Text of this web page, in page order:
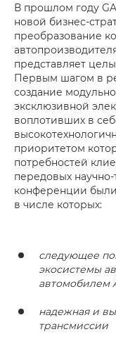
В прошлом году
новой бизнес-
преобразование
представляет
Первым шагом в
создание
эксклюзивной
воплотивших в
приоритетом
потребностей
передовых
конференции
в числе которых:
следующее
экосистемы
автомобилем
надежная и
трансмиссии